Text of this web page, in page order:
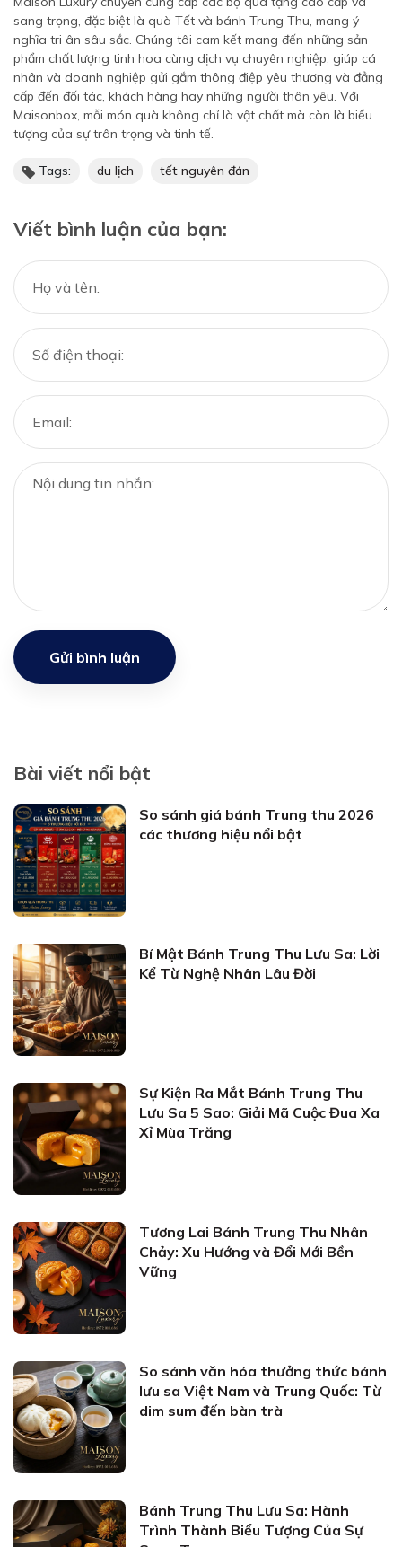
sang trọng, đặc biệt là quà Tết và bánh Trung Thu, mang ý
nghĩa tri ân sâu sắc. Chúng tôi cam kết mang đến những sản
phẩm chất lượng tinh hoa cùng dịch vụ chuyên nghiệp, giúp cá
nhân và doanh nghiệp gửi gắm thông điệp yêu thương và đẳng
cấp đến đối tác, khách hàng hay những người thân yêu. Với
Maisonbox, mỗi món quà không chỉ là vật chất mà còn là biểu
tượng của sự trân trọng và tinh tế.
Tags: du lịch tết nguyên đán
Viết bình luận của bạn:
Gửi bình luận
Bài viết nổi bật
So sánh giá bánh Trung thu 2026
các thương hiệu nổi bật
Bí Mật Bánh Trung Thu Lưu Sa: Lời
Kể Từ Nghệ Nhân Lâu Đời
Sự Kiện Ra Mắt Bánh Trung Thu
Lưu Sa 5 Sao: Giải Mã Cuộc Đua Xa
Xỉ Mùa Trăng
Tương Lai Bánh Trung Thu Nhân
Chảy: Xu Hướng và Đổi Mới Bền
Vững
So sánh văn hóa thưởng thức bánh
lưu sa Việt Nam và Trung Quốc: Từ
dim sum đến bàn trà
Bánh Trung Thu Lưu Sa: Hành
Trình Thành Biểu Tượng Của Sự